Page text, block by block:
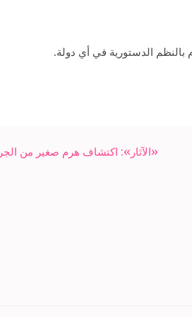
بالنظم الدستورية في أي دولة.
«الآثار»: اكتشاف هرم صغير من